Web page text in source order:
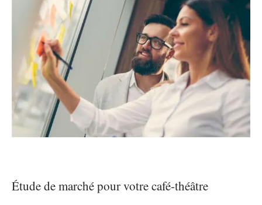
Étude de marché pour votre café-théâtre